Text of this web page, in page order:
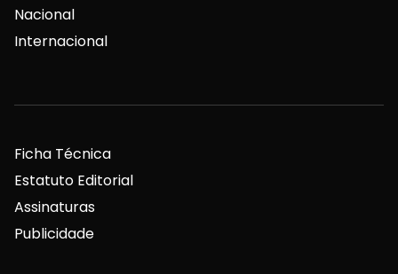
Nacional
Internacional
Ficha Técnica
Estatuto Editorial
Assinaturas
Publicidade